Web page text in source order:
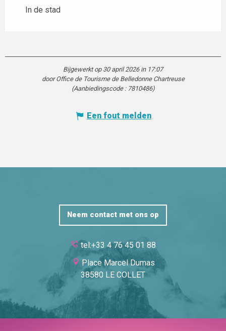
In de stad
Bijgewerkt op 30 april 2026 in 17:07
door Office de Tourisme de Belledonne Chartreuse
(Aanbiedingscode : 7810486)
Een fout melden
Neem contact met ons op
tel:+33 4 76 45 01 88
Place Marcel Dumas
38580 LE COLLET